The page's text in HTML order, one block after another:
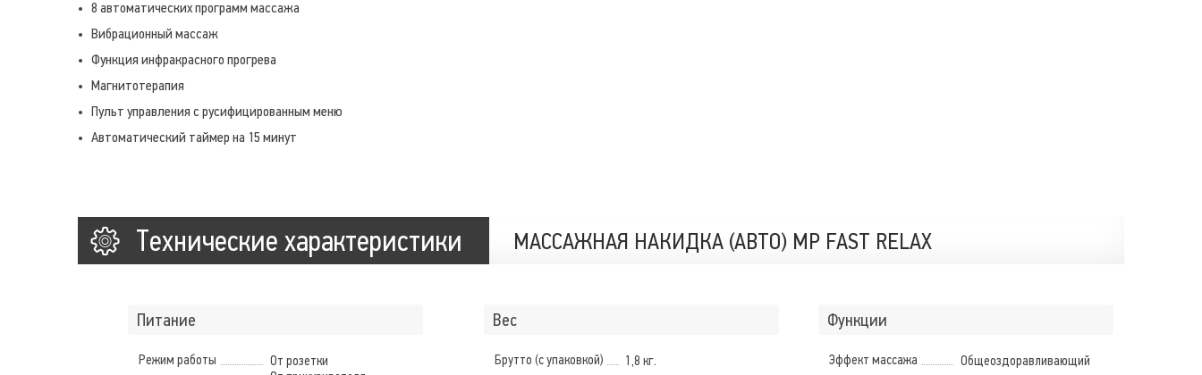
8 автоматических программ массажа
Вибрационный массаж
Функция инфракрасного прогрева
Магнитотерапия
Пульт управления с русифицированным меню
Автоматический таймер на 15 минут
Технические характеристики МАССАЖНАЯ НАКИДКА (АВТО) MP FAST RELAX
Питание
Режим работы
От розетки
Вес
Брутто (с упаковкой) 1,8 кг.
Функции
Эффект массажа Общеоздоравливающий